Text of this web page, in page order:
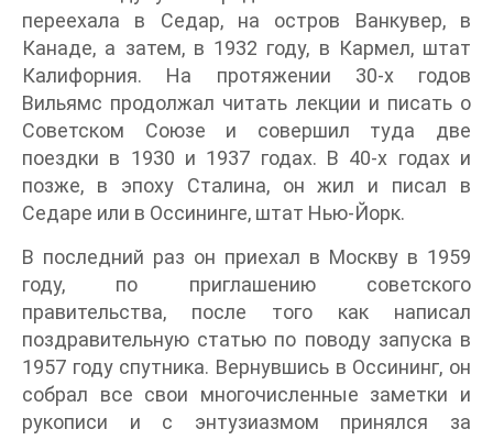
переехала в Седар, на остров Ванкувер, в
Канаде, а затем, в 1932 году, в Кармел, штат
Калифорния. На протяжении 30-х годов
Вильямс продолжал читать лекции и писать о
Советском Союзе и совершил туда две
поездки в 1930 и 1937 годах. В 40-х годах и
позже, в эпоху Сталина, он жил и писал в
Седаре или в Оссининге, штат Нью-Йорк.
В последний раз он приехал в Москву в 1959
году, по приглашению советского
правительства, после того как написал
поздравительную статью по поводу запуска в
1957 году спутника. Вернувшись в Оссининг, он
собрал все свои многочисленные заметки и
рукописи и с энтузиазмом принялся за